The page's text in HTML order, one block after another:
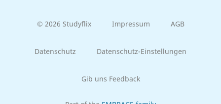
© 2026 Studyflix Impressum AGB
Datenschutz Datenschutz-Einstellungen
Gib uns Feedback